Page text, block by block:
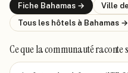
Fiche Bahamas → Ville de
Tous les hôtels à Bahamas →
Ce que la communauté raconte